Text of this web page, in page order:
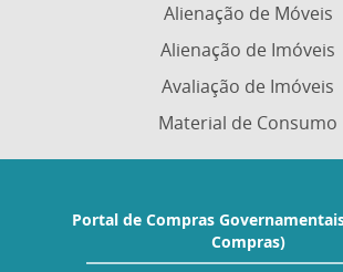
Alienação de Móveis
Alienação de Imóveis
Avaliação de Imóveis
Material de Consumo
Portal de Compras
Compras)